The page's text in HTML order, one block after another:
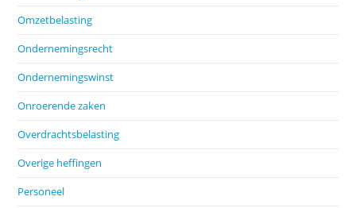
Omzetbelasting
Ondernemingsrecht
Ondernemingswinst
Onroerende zaken
Overdrachtsbelasting
Overige heffingen
Personeel